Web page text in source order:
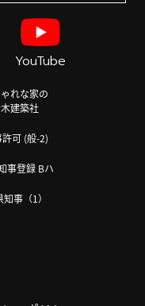
YouTube
れな家の
建築社
可 (般-2)
事登録 Bハ
事（1）